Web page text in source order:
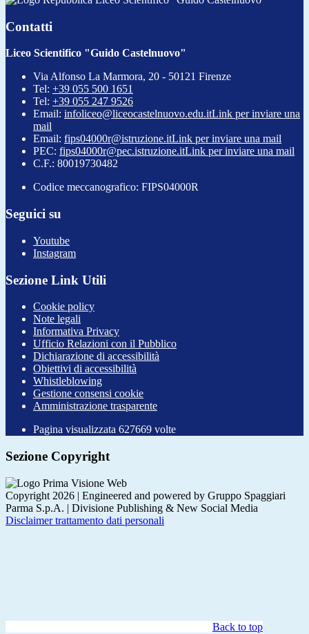
Contatti
Liceo Scientifico "Guido Castelnuovo"
Via Alfonso La Marmora, 20 - 50121 Firenze
Tel: +39 055 500 1651
Tel: +39 055 247 9526
Email: infoliceo@liceocastelnuovo.edu.itLink per inviare una
mail
Email: fips04000r@istruzione.itLink per inviare una mail
PEC: fips04000r@pec.istruzione.itLink per inviare una mail
C.F.: 80019730482
Codice meccanografico: FIPS04000R
Seguici su
Youtube
Instagram
Sezione Link Utili
Cookie policy
Note legali
Informativa Privacy
Ufficio Relazioni con il Pubblico
Dichiarazione di accessibilità
Obiettivi di accessibilità
Whistleblowing
Gestione consensi cookie
Amministrazione trasparente
Pagina visualizzata 627669 volte
Sezione Copyright
Copyright 2026 | Engineered and powered by Gruppo Spaggiari
Parma S.p.A. | Divisione Publishing & New Social Media
Disclaimer trattamento dati personali
Back to top